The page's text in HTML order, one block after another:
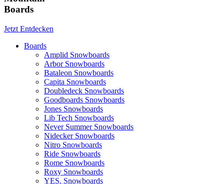
Boards
Jetzt Entdecken
Boards
Amplid Snowboards
Arbor Snowboards
Bataleon Snowboards
Capita Snowboards
Doubledeck Snowboards
Goodboards Snowboards
Jones Snowboards
Lib Tech Snowboards
Never Summer Snowboards
Nidecker Snowboards
Nitro Snowboards
Ride Snowboards
Rome Snowboards
Roxy Snowboards
YES. Snowboards